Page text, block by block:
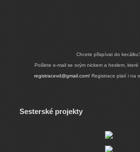
Chcete přispívat do
Pošlete e-mail se svým nickem a heslem,
registracevd@gmail.com! Registrace platí i na
Sesterské projekty